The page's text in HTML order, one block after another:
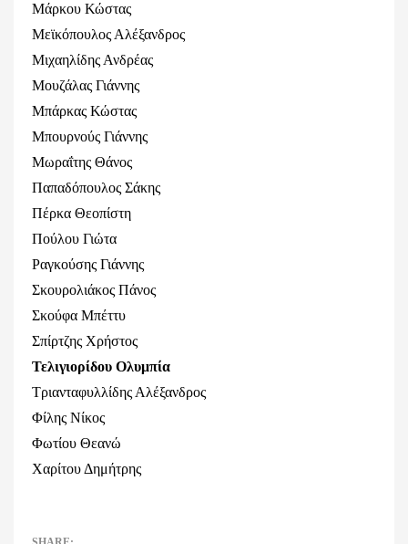
Μάρκου Κώστας
Μεϊκόπουλος Αλέξανδρος
Μιχαηλίδης Ανδρέας
Μουζάλας Γιάννης
Μπάρκας Κώστας
Μπουρνούς Γιάννης
Μωραΐτης Θάνος
Παπαδόπουλος Σάκης
Πέρκα Θεοπίστη
Πούλου Γιώτα
Ραγκούσης Γιάννης
Σκουρολιάκος Πάνος
Σκούφα Μπέττυ
Σπίρτζης Χρήστος
Τελιγιορίδου Ολυμπία
Τριανταφυλλίδης Αλέξανδρος
Φίλης Νίκος
Φωτίου Θεανώ
Χαρίτου Δημήτρης